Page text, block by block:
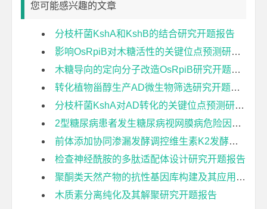
您可能感兴趣的文章
分枝杆菌KshA和KshB的结合研究开题报告
影响OsRpiB对木糖活性的关键位点预测研究开题报告
木糖导向的定向分子改造OsRpiB研究开题报告
转化植物甾醇生产AD微生物筛选研究开题报告
分枝杆菌KshA对AD转化的关键位点预测研究开题报告
2型糖尿病患者发生糖尿病视网膜病危险因素的系统评价开题报告
前体添加协同渗漏发酵调控维生素K2发酵的影响开题报告
检查神经酰胺的多肽适配体设计研究开题报告
聚酮类天然产物的抗性基因库构建及其应用研究开题报告
木质素分离纯化及其解聚研究开题报告